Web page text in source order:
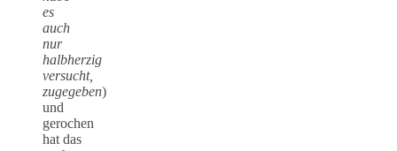
es
auch
nur
halbherzig
versucht,
zugegeben)
und
gerochen
hat das